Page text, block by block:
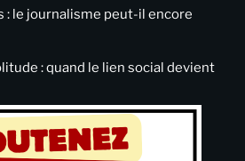
: le journalisme peut-il encore
: quand le lien social devient